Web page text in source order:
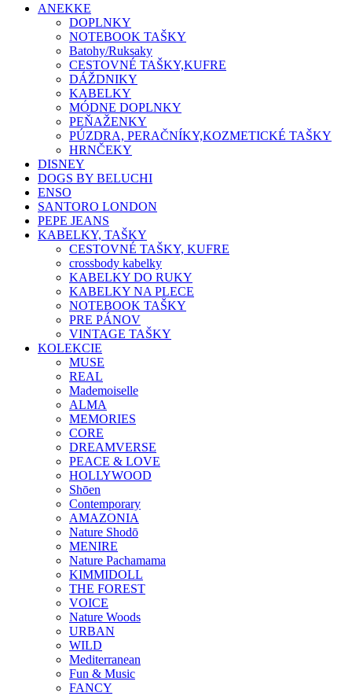
ANEKKE
DOPLNKY
NOTEBOOK TAŠKY
Batohy/Ruksaky
CESTOVNÉ TAŠKY,KUFRE
DÁŽDNIKY
KABELKY
MÓDNE DOPLNKY
PEŇAŽENKY
PÚZDRA, PERAČNÍKY,KOZMETICKÉ TAŠKY
HRNČEKY
DISNEY
DOGS BY BELUCHI
ENSO
SANTORO LONDON
PEPE JEANS
KABELKY, TAŠKY
CESTOVNÉ TAŠKY, KUFRE
crossbody kabelky
KABELKY DO RUKY
KABELKY NA PLECE
NOTEBOOK TAŠKY
PRE PÁNOV
VINTAGE TAŠKY
KOLEKCIE
MUSE
REAL
Mademoiselle
ALMA
MEMORIES
CORE
DREAMVERSE
PEACE & LOVE
HOLLYWOOD
Shōen
Contemporary
AMAZONIA
Nature Shodō
MENIRE
Nature Pachamama
KIMMIDOLL
THE FOREST
VOICE
Nature Woods
URBAN
WILD
Mediterranean
Fun & Music
FANCY